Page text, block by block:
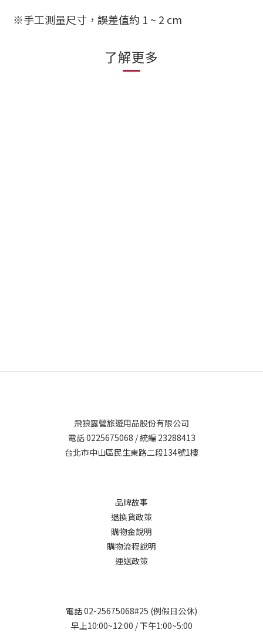
※手工測量尺寸，誤差值約 1 ~ 2 cm
了解更多
飛狼露營旅遊用品股份有限公司
電話 0225675068 / 統編 23288413
台北市中山區民生東路二段134號1樓
品牌故事
退換貨政策
購物金說明
購物流程說明
運送政策
電話 02-25675068#25 (例假日公休)
早上10:00~12:00 / 下午1:00~5:00